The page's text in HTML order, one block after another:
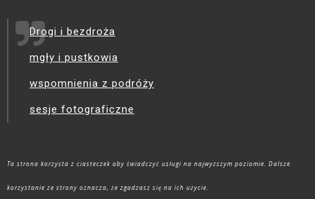
Drogi i bezdroża
mgły i pustkowia
wspomnienia z podróży
sesje fotograficzne
Ta strona korzysta z ciasteczek aby świadczyć usługi na najwyższym poziomie. Dalsze
korzystanie ze strony oznacza, że zgadzasz się na ich użycie.